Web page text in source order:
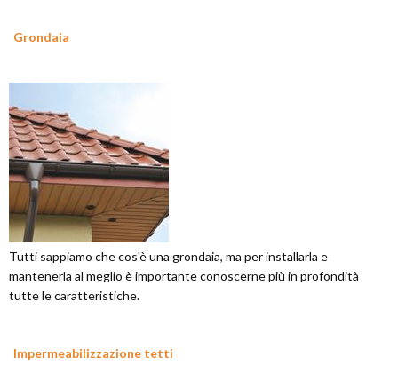
Grondaia
Tutti sappiamo che cos'è una grondaia, ma per installarla e
mantenerla al meglio è importante conoscerne più in profondità
tutte le caratteristiche.
Impermeabilizzazione tetti